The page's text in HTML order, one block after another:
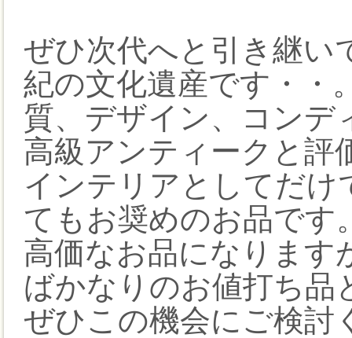
ぜひ次代へと引き継い
紀の文化遺産です・・
質、デザイン、コンデ
高級アンティークと評
インテリアとしてだ
てもお奨めのお品です
高価なお品になります
ばかなりのお値打ち品
ぜひこの機会にご検討